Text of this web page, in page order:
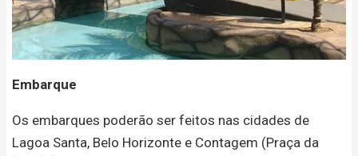
Embarque
Os embarques poderão ser feitos nas cidades de
Lagoa Santa, Belo Horizonte e Contagem (Praça da